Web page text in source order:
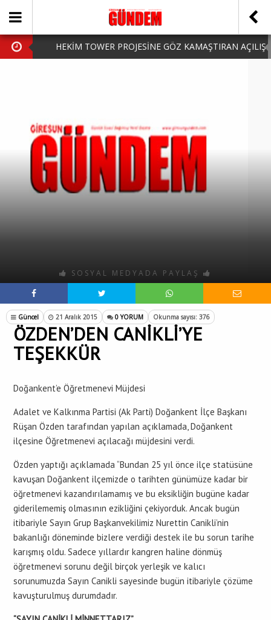
HEKİM TOWER PROJESİNE GÖZ KAMAŞTIRAN AÇILIŞ
HARUN CİCİ: VİDEOYU GÖRÜNCE GÖZLERİM DOLDU
SOSYAL MEDYADA PAYLAŞ
Güncel 21 Aralık 2015 0 YORUM Okunma sayısı: 376
ÖZDEN’DEN CANİKLİ’YE
TEŞEKKÜR
Doğankent’e Öğretmenevi Müjdesi
Adalet ve Kalkınma Partisi (Ak Parti) Doğankent İlçe Başkanı
Rüşan Özden tarafından yapılan açıklamada, Doğankent
ilçesine Öğretmenevi açılacağı müjdesini verdi.
Özden yaptığı açıklamada “Bundan 25 yıl önce ilçe statüsüne
kavuşan Doğankent ilçemizde o tarihten günümüze kadar bir
öğretmenevi kazandırılamamış ve bu eksikliğin bugüne kadar
giderilememiş olmasının ezikliğini çekiyorduk. Ancak bugün
itibariyle Sayın Grup Başkanvekilimiz Nurettin Canikli’nin
bakanlığı döneminde bizlere verdiği destek ile bu sorun tarihe
karışmış oldu. Sadece yıllardır kangren haline dönmüş
öğretmenevi sorunu değil birçok yerleşik ve kalıcı
sorunumuzda Sayın Canikli sayesinde bugün itibariyle çözüme
kavuşturulmuş durumdadır.